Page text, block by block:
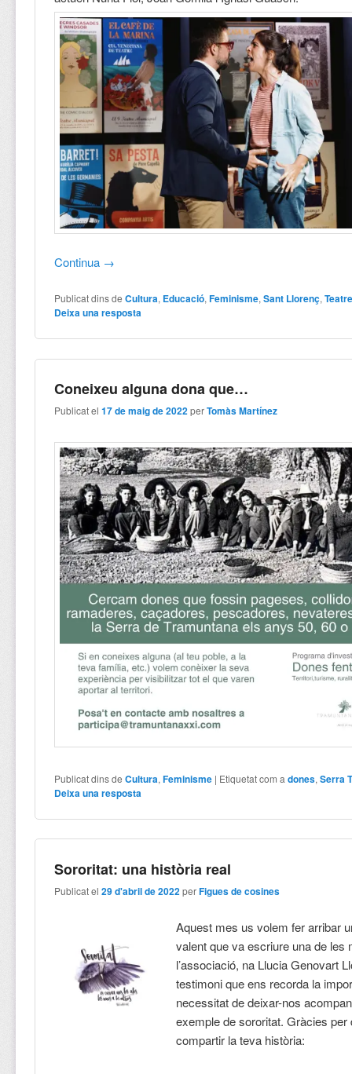
Continua →
Publicat dins de Cultura, Educació,Feminisme,Sant Llorenç,
Deixa una resposta
Coneixeu alguna dona que…
Publicat el17 de maig de 2022 perTomàs Martínez
Publicat dins de Cultura,Feminisme | Etiquetat com a dones,Serra
Deixa una resposta
Sororitat: una història real
Publicat el29 d'abril de 2022 perFigues de cosines
Aquest mes us volem fer arribar
valent que va escriure una de les
l’associació, na Llucia Genovart
testimoni que ens recorda la
necessitat de deixar-nos
exemple de sororitat. Gràcies per
compartir la teva història: